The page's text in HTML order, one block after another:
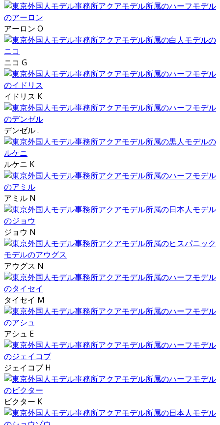
アーロン O
ニコ G
イドリス K
デンゼル .
ルケニ K
アミル N
ジョウ N
アウグス N
タイセイ M
アシュ E
ジェイコブ H
ビクター K